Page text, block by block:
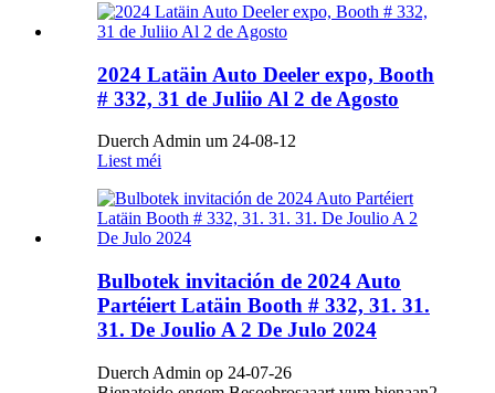
2024 Latäin Auto Deeler expo, Booth
# 332, 31 de Juliio Al 2 de Agosto
Duerch Admin um 24-08-12
Liest méi
Bulbotek invitación de 2024 Auto
Partéiert Latäin Booth # 332, 31. 31.
31. De Joulio A 2 De Julo 2024
Duerch Admin op 24-07-26